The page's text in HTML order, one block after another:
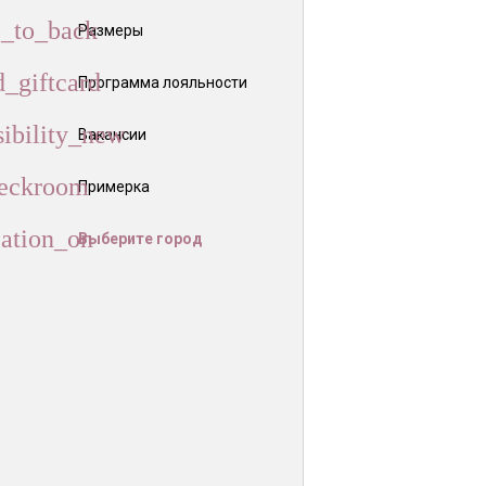
Размеры
Программа лояльности
Вакансии
Примерка
Выберите город